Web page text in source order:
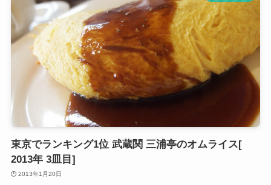
東京でランキング1位 武蔵関 三浦亭のオムライス[
2013年 3皿目]
2013年1月20日